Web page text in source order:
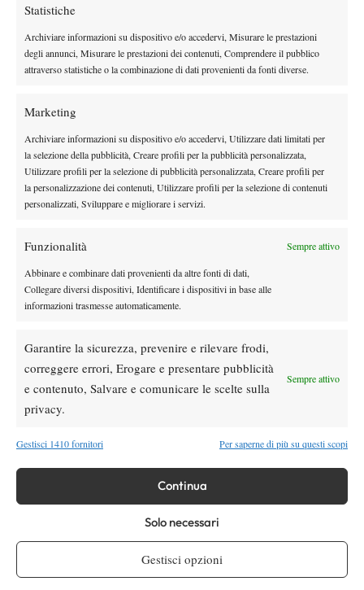
Statistiche
Archiviare informazioni su dispositivo e/o accedervi, Misurare le prestazioni
degli annunci, Misurare le prestazioni dei contenuti, Comprendere il pubblico
attraverso statistiche o la combinazione di dati provenienti da fonti diverse.
Marketing
Archiviare informazioni su dispositivo e/o accedervi, Utilizzare dati limitati per
la selezione della pubblicità, Creare profili per la pubblicità personalizzata,
Utilizzare profili per la selezione di pubblicità personalizzata, Creare profili per
la personalizzazione dei contenuti, Utilizzare profili per la selezione di contenuti
personalizzati, Sviluppare e migliorare i servizi.
Funzionalità Sempre attivo
Abbinare e combinare dati provenienti da altre fonti di dati,
Collegare diversi dispositivi, Identificare i dispositivi in base alle
informazioni trasmesse automaticamente.
Garantire la sicurezza, prevenire e rilevare frodi,
correggere errori, Erogare e presentare pubblicità
e contenuto, Salvare e comunicare le scelte sulla
privacy.
Sempre attivo
Gestisci 1410 fornitori Per saperne di più su questi scopi
Continua
Solo necessari
Gestisci opzioni
Facebook
Instagram
Testata giornalisticaSpazio Tennisregistrata Aut-Trib Milano n°
10268 del 15/09/2025
Direttore Responsabile: Alessandro Nizegorodcew
HOME
WTA